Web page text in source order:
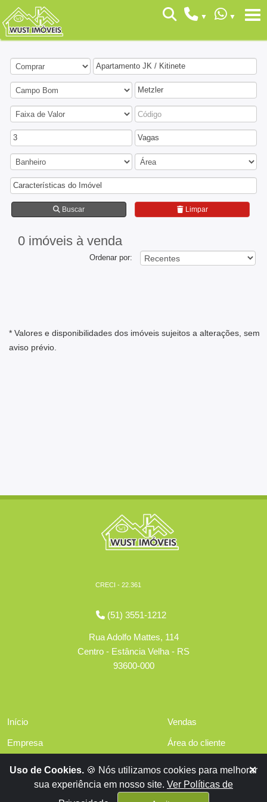
Apartamento JK / Kitinete
Metzler
3 Vagas
Características do Imóvel
Buscar Limpar
0 imóveis à venda
Ordenar por:
* Valores e disponibilidades dos imóveis sujeitos a alterações, sem
aviso prévio.
CRECI - 22.361
(51) 3551-1212
Rua Adolfo Mattes, 114
Centro - Estância Velha - RS
93600-000
Início
Empresa
Financiamentos
Vendas
Área do cliente
Contato
Uso de Cookies. 🍪 Nós utilizamos cookies para melhorar
sua experiência em nosso site. Ver Políticas de